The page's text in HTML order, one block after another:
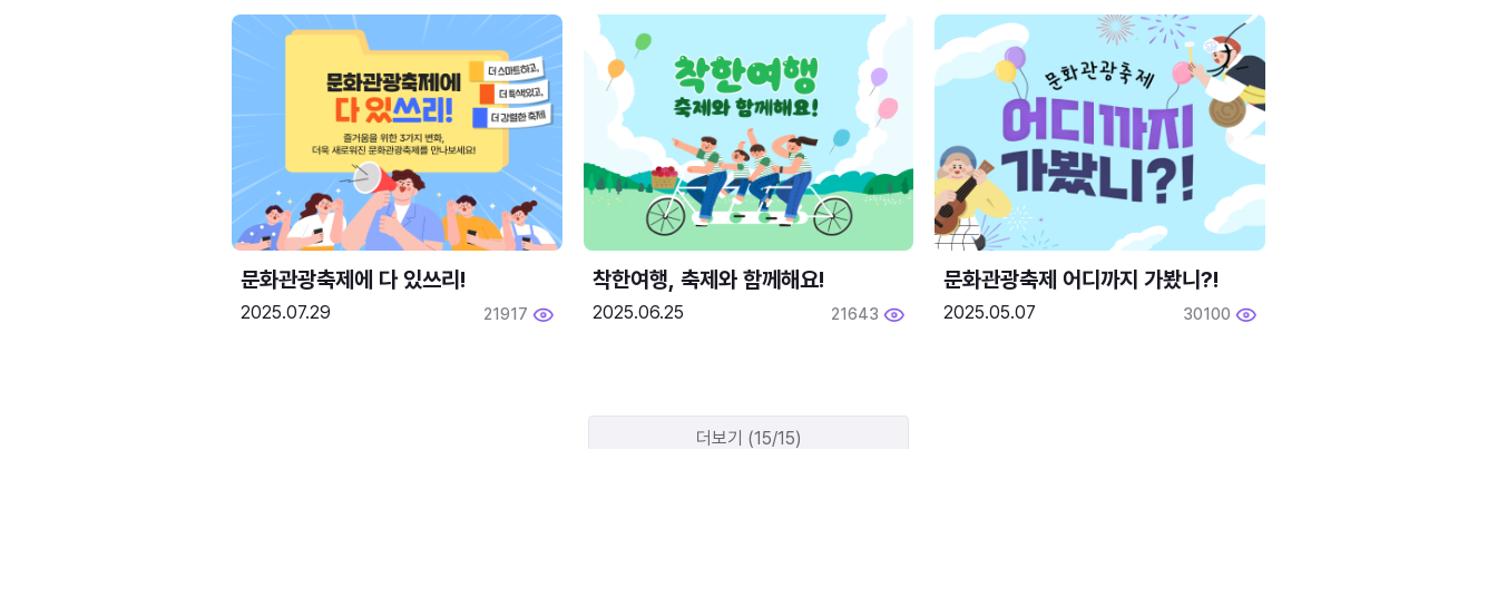
문화관광축제에 다 있쓰리!
2025.07.29 21917
착한여행, 축제와 함께해요!
2025.06.25 21643
문화관광축제 어디까지 가봤니?!
2025.05.07 30100
더보기 (15/15)